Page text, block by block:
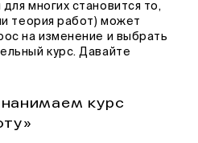
многих становится то,
теория работ) может
на изменение и выбрать
курс. Давайте
курс